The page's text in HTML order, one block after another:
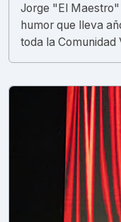
Jorge "El Maestro"
humor que lleva
toda la Comunidad